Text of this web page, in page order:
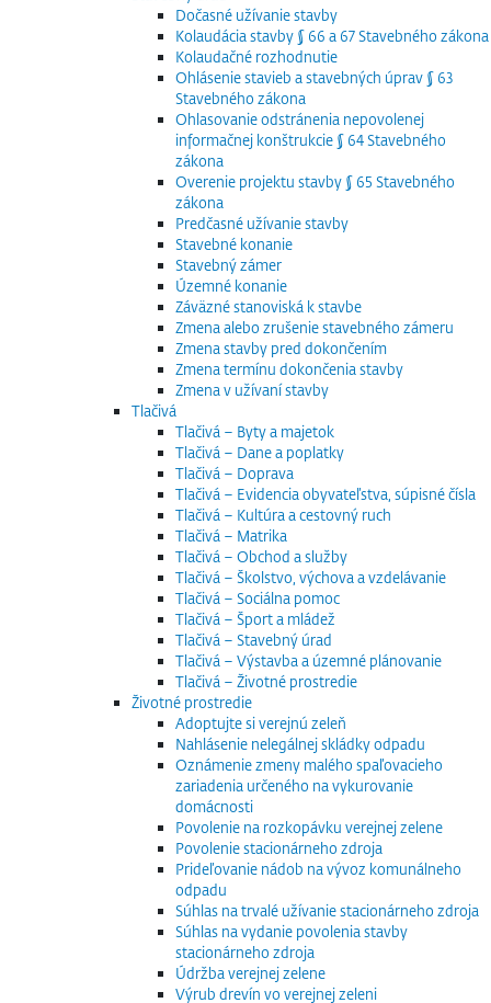
Dočasné užívanie stavby
Kolaudácia stavby § 66 a 67 Stavebného zákona
Kolaudačné rozhodnutie
Ohlásenie stavieb a stavebných úprav § 63
Stavebného zákona
Ohlasovanie odstránenia nepovolenej
informačnej konštrukcie § 64 Stavebného
zákona
Overenie projektu stavby § 65 Stavebného
zákona
Predčasné užívanie stavby
Stavebné konanie
Stavebný zámer
Územné konanie
Záväzné stanoviská k stavbe
Zmena alebo zrušenie stavebného zámeru
Zmena stavby pred dokončením
Zmena termínu dokončenia stavby
Zmena v užívaní stavby
Tlačivá
Tlačivá – Byty a majetok
Tlačivá – Dane a poplatky
Tlačivá – Doprava
Tlačivá – Evidencia obyvateľstva, súpisné čísla
Tlačivá – Kultúra a cestovný ruch
Tlačivá – Matrika
Tlačivá – Obchod a služby
Tlačivá – Školstvo, výchova a vzdelávanie
Tlačivá – Sociálna pomoc
Tlačivá – Šport a mládež
Tlačivá – Stavebný úrad
Tlačivá – Výstavba a územné plánovanie
Tlačivá – Životné prostredie
Životné prostredie
Adoptujte si verejnú zeleň
Nahlásenie nelegálnej skládky odpadu
Oznámenie zmeny malého spaľovacieho
zariadenia určeného na vykurovanie
domácnosti
Povolenie na rozkopávku verejnej zelene
Povolenie stacionárneho zdroja
Prideľovanie nádob na vývoz komunálneho
odpadu
Súhlas na trvalé užívanie stacionárneho zdroja
Súhlas na vydanie povolenia stavby
stacionárneho zdroja
Údržba verejnej zelene
Výrub drevín vo verejnej zeleni